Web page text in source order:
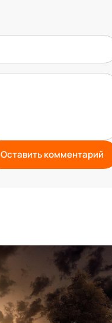
Оставить комментарий